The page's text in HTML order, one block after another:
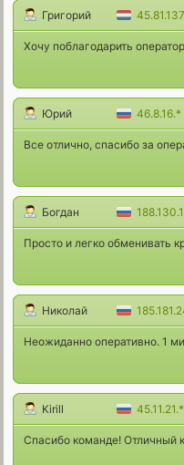
Григорий
Хочу поблагодарить
Юрий 46.8.16.*
Все отлично, спасибо за
Богдан
Просто и легко обменивать
Николай
Неожиданно оперативно. 1
Kirill 45.11.21.*
Спасибо команде! Отличный